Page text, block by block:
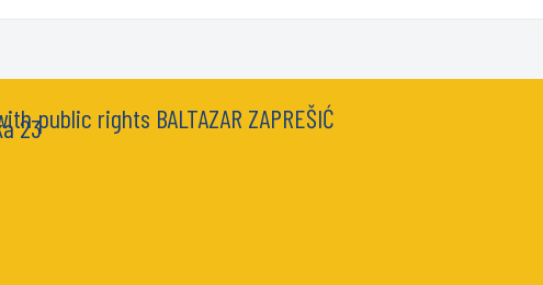
public rights BALTAZAR ZAPREŠIĆ
23